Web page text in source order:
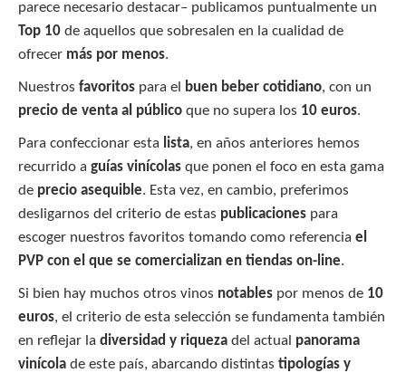
parece necesario destacar– publicamos puntualmente un
Top 10 de aquellos que sobresalen en la cualidad de
ofrecer más por menos.
Nuestros favoritos para el buen beber cotidiano, con un
precio de venta al público que no supera los 10 euros.
Para confeccionar esta lista, en años anteriores hemos
recurrido a guías vinícolas que ponen el foco en esta gama
de precio asequible. Esta vez, en cambio, preferimos
desligarnos del criterio de estas publicaciones para
escoger nuestros favoritos tomando como referencia el
PVP con el que se comercializan en tiendas on-line.
Si bien hay muchos otros vinos notables por menos de 10
euros, el criterio de esta selección se fundamenta también
en reflejar la diversidad y riqueza del actual panorama
vinícola de este país, abarcando distintas tipologías y